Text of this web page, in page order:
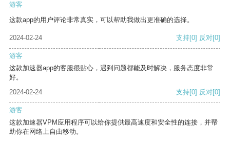
游客
这款app的用户评论非常真实，可以帮助我做出更准确的选择。
2024-02-24 支持[0] 反对[0]
游客
这款加速器app的客服很贴心，遇到问题都能及时解决，服务态度非常
好。
2024-02-24
支持[0] 反对[0]
游客
这款加速器VPM应用程序可以给你提供最高速度和安全性的连接，并帮
助你在网络上自由移动。